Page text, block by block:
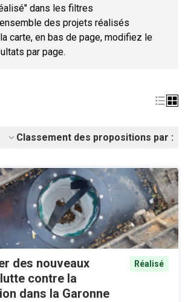
dans les filtres
des projets réalisés
carte, en bas de page, modifiez le
par page.
Classement des propositions par :
des nouveaux
contre la
dans la Garonne
Réalisé